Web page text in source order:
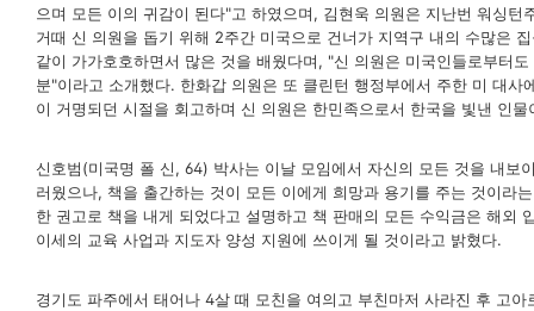
으며 모든 이의 귀감이 된다"고 하였으며, 김현욱 의원은 지난번 워싱턴
거때 신 의원을 돕기 위해 2주간 미국으로 건너가 지역구 내의 수많은
같이 가가호호하면서 많은 것을 배웠다며, "신 의원은 미국인들로부터도
분"이라고 소개했다. 한화갑 의원은 또 클린턴 행정부에서 주한 미 대사
이 거명되던 시절을 회고하며 신 의원은 한민족으로서 한국을 빛낸 인물
신호범(미국명 폴 신, 64) 박사는 이날 모임에서 자신의 모든 것을 내보
러웠으나, 책을 출간하는 것이 모든 이에게 희망과 용기를 주는 것이라
한 권고로 책을 내게 되었다고 설명하고 책 판매의 모든 수익금은 해외
이세의 교육 사업과 지도자 양성 지원에 쓰이게 될 것이라고 밝혔다.
경기도 파주에서 태어나 4살 때 모친을 여의고 부친마저 사라진 후 고아